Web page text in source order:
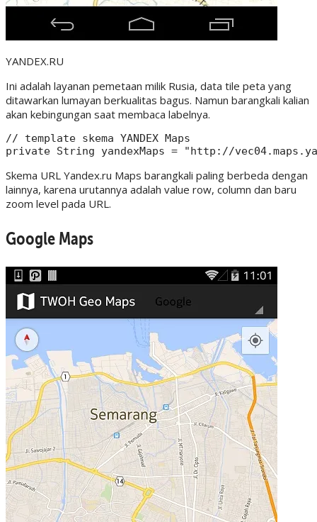
YANDEX.RU
Ini adalah layanan pemetaan milik Rusia, data tile peta yang
ditawarkan lumayan berkualitas bagus. Namun barangkali kalian
akan kebingungan saat membaca labelnya.
// template skema YANDEX Maps
Skema URL Yandex.ru Maps barangkali paling berbeda dengan
lainnya, karena urutannya adalah value row, column dan baru
zoom level pada URL.
Google Maps